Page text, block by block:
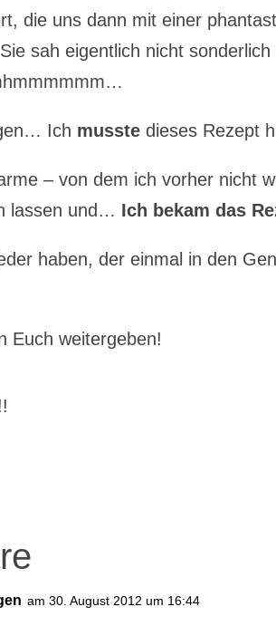
die uns dann mit einer
sah eigentlich nicht
Ich musste dieses Rezept
– von dem ich vorher nicht
lassen und… Ich bekam das
haben, der einmal in den
Euch weitergeben!
am 30. August 2012 um 16:44